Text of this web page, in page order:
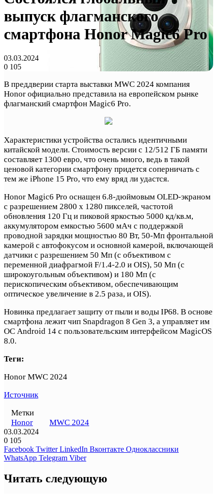
выпуск флагманского
смартфона Honor Magic6 Pro
03.03.2024
0 105
В преддверии старта выставки MWC 2024 компания
Honor официально представила на европейском рынке
флагманский смартфон Magic6 Pro.
Характеристики устройства остались идентичными
китайской модели. Стоимость версии с 12/512 ГБ памяти
составляет 1300 евро, что очень много, ведь в такой
ценовой категории смартфону придется соперничать с
тем же iPhone 15 Pro, что ему вряд ли удастся.
Honor Magic6 Pro оснащен 6.8-дюймовым OLED-экраном
с разрешением 2800 х 1280 пикселей, частотой
обновления 120 Гц и пиковой яркостью 5000 кд/кв.м,
аккумулятором емкостью 5600 мАч с поддержкой
проводной зарядки мощностью 80 Вт, 50-Мп фронтальной
камерой с автофокусом и основной камерой, включающей
датчики с разрешением 50 Мп (с объективом с
переменной диафрагмой F/1.4-2.0 и OIS), 50 Мп (с
широкоугольным объективом) и 180 Мп (с
перископическим объективом, обеспечивающим
оптическое увеличение в 2.5 раза, и OIS).
Новинка предлагает защиту от пыли и воды IP68. В основе
смартфона лежит чип Snapdragon 8 Gen 3, а управляет им
ОС Android 14 с пользовательским интерфейсом MagicOS
8.0.
Теги:
Honor MWC 2024
Источник
Метки
Honor
MWC 2024
03.03.2024
0 105
Facebook Twitter LinkedIn Вконтакте Одноклассники
WhatsApp Telegram Viber
Читать следующую